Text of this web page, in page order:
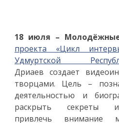
18 июля –
проекта «Цикл
Удмуртской
Дриаев создает
творцами. Цель –
деятельностью и
раскрыть секреты
привлечь внимание